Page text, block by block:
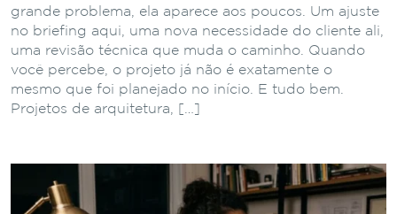
grande problema, ela aparece aos poucos. Um ajuste
no briefing aqui, uma nova necessidade do cliente ali,
uma revisão técnica que muda o caminho. Quando
você percebe, o projeto já não é exatamente o
mesmo que foi planejado no início. E tudo bem.
Projetos de arquitetura, […]